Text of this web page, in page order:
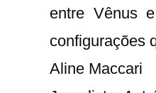
entre Vênus
configurações
Aline Maccari